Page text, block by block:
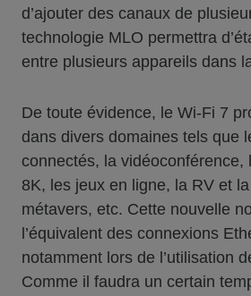
d’ajouter des canaux de
technologie MLO permettra
entre plusieurs appareils dans
De toute évidence, le Wi-Fi 7
dans divers domaines tels que
connectés, la vidéoconférence,
8K, les jeux en ligne, la RV et
métavers, etc. Cette nouvelle
l’équivalent des connexions
notamment lors de l’utilisation
Comme il faudra un certain